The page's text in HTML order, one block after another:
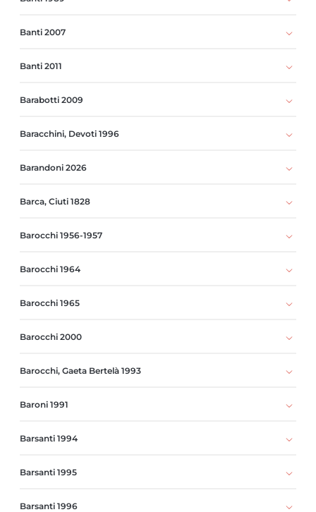
Banti 2007
Banti 2011
Barabotti 2009
Baracchini, Devoti 1996
Barandoni 2026
Barca, Ciuti 1828
Barocchi 1956-1957
Barocchi 1964
Barocchi 1965
Barocchi 2000
Barocchi, Gaeta Bertelà 1993
Baroni 1991
Barsanti 1994
Barsanti 1995
Barsanti 1996